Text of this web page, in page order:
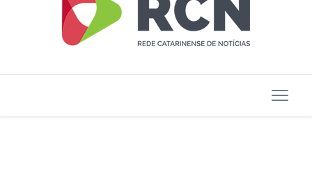
contorno
rodoviário
de